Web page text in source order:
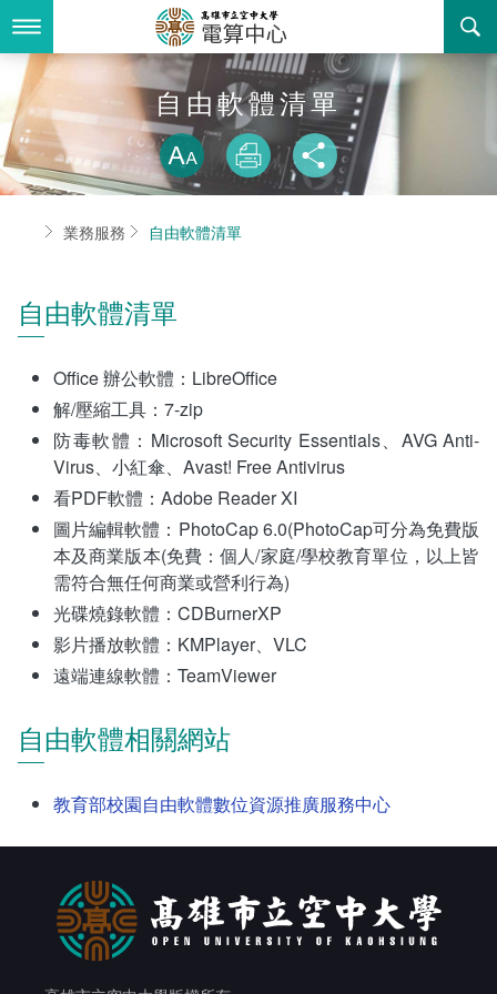
到
要
容
最新消息
關於我們
組織職掌
聯絡資訊
活動花絮
業務服務
法令規章
資訊相關法規
智慧財產權宣導
自由軟體清單
統計資訊服務
資料開放
常見問答
相關連結
書表下載
回空大首頁
自由軟體清單
放大
列印 分享
首頁業務服務 自由軟體清單
自由軟體清單
Office 辦公軟體：LibreOffice
解/壓縮工具：7-zip
防毒軟體：Microsoft Security Essentials、AVG Anti-
Virus、小紅傘、Avast! Free Antivirus
看PDF軟體：Adobe Reader XI
圖片編輯軟體：PhotoCap 6.0(PhotoCap可分為免費版
本及商業版本(免費：個人/家庭/學校教育單位，以上皆
需符合無任何商業或營利行為)
光碟燒錄軟體：CDBurnerXP
影片播放軟體：KMPlayer、VLC
遠端連線軟體：TeamViewer
自由軟體相關網站
教育部校園自由軟體數位資源推廣服務中心